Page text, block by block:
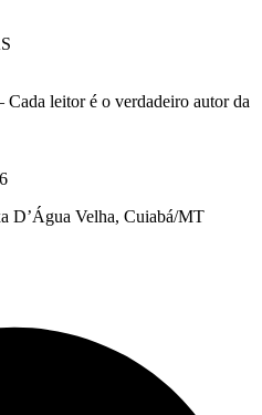
leitor é o verdadeiro autor da
D’Água Velha, Cuiabá/MT